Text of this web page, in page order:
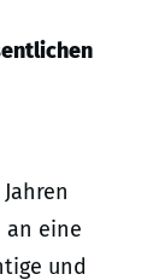
an eine
und